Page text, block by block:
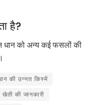
है?
धान को अन्य कई फसलों की
की उन्नत किस्में
खेती की जानकारी